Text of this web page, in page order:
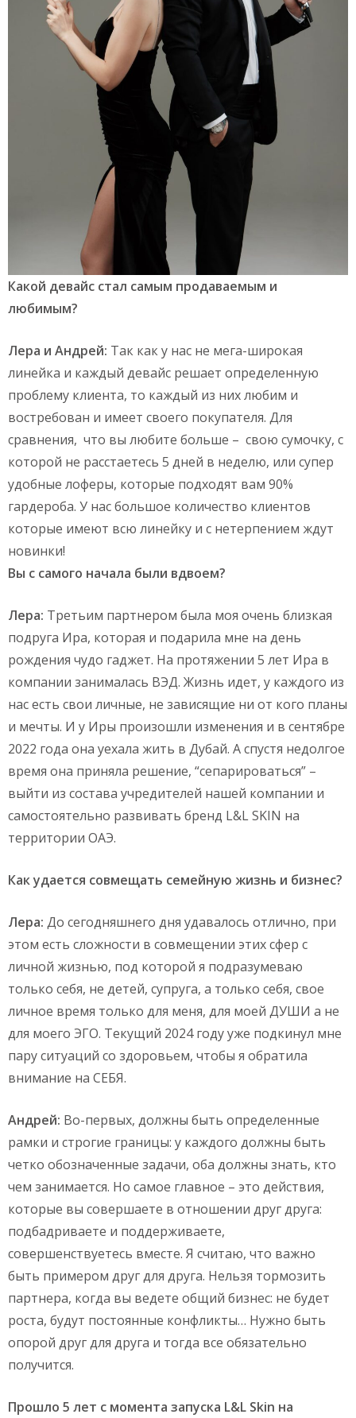
Какой девайс стал самым продаваемым и
любимым?
Лера и Андрей: Так как у нас не мега-широкая
линейка и каждый девайс решает определенную
проблему клиента, то каждый из них любим и
востребован и имеет своего покупателя. Для
сравнения, что вы любите больше – свою сумочку, с
которой не расстаетесь 5 дней в неделю, или супер
удобные лоферы, которые подходят вам 90%
гардероба. У нас большое количество клиентов
которые имеют всю линейку и с нетерпением ждут
новинки!
Вы с самого начала были вдвоем?
Лера: Третьим партнером была моя очень близкая
подруга Ира, которая и подарила мне на день
рождения чудо гаджет. На протяжении 5 лет Ира в
компании занималась ВЭД. Жизнь идет, у каждого из
нас есть свои личные, не зависящие ни от кого планы
и мечты. И у Иры произошли изменения и в сентябре
2022 года она уехала жить в Дубай. А спустя недолгое
время она приняла решение, “сепарироваться” –
выйти из состава учредителей нашей компании и
самостоятельно развивать бренд L&L SKIN на
территории ОАЭ.
Как удается совмещать семейную жизнь и бизнес?
Лера: До сегодняшнего дня удавалось отлично, при
этом есть сложности в совмещении этих сфер с
личной жизнью, под которой я подразумеваю
только себя, не детей, супруга, а только себя, свое
личное время только для меня, для моей ДУШИ а не
для моего ЭГО. Текущий 2024 году уже подкинул мне
пару ситуаций со здоровьем, чтобы я обратила
внимание на СЕБЯ.
Андрей: Во-первых, должны быть определенные
рамки и строгие границы: у каждого должны быть
четко обозначенные задачи, оба должны знать, кто
чем занимается. Но самое главное – это действия,
которые вы совершаете в отношении друг друга:
подбадриваете и поддерживаете,
совершенствуетесь вместе. Я считаю, что важно
быть примером друг для друга. Нельзя тормозить
партнера, когда вы ведете общий бизнес: не будет
роста, будут постоянные конфликты… Нужно быть
опорой друг для друга и тогда все обязательно
получится.
Прошло 5 лет с момента запуска L&L Skin на